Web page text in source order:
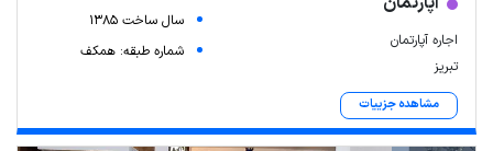
اجاره آپارتمان
تبریز
مشاهده جزییات
سال ساخت 1385
شماره طبقه: همکف